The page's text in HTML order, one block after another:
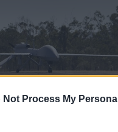
Not Process My Personal